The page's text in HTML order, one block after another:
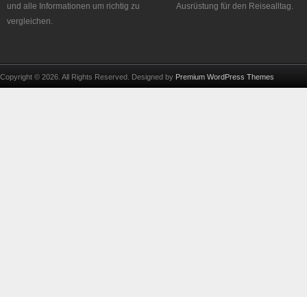
und alle Informationen um richtig zu
vergleichen.
Ausrüstung für den Reisealltag.
Copyright © 2026. All Rights Reserved. Designed by Premium WordPress Themes